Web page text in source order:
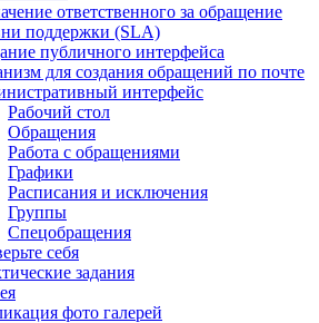
ответственного за обращение
поддержки (SLA)
публичного интерфейса
для создания обращений по почте
интерфейс
Рабочий стол
Обращения
Работа с обращениями
Графики
Расписания и исключения
Группы
Спецобращения
себя
задания
фото галерей